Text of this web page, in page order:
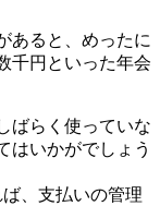
あると、めったに
千円といった年会
ばらく使っていな
はいかがでしょう
、支払いの管理